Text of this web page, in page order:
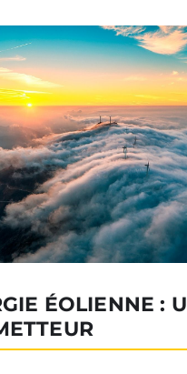
ÉOLIENNE :